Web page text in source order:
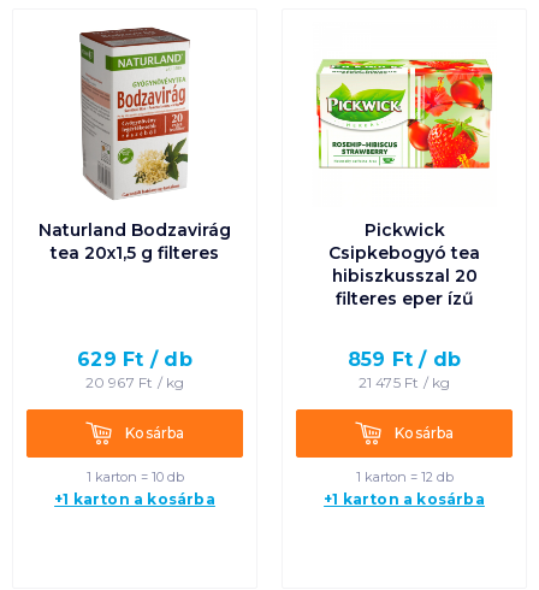
Naturland Bodzavirág
tea 20x1,5 g filteres
629 Ft / db
20 967 Ft / kg
KosárbaKosárba
1 karton = 10 db
+1 karton a kosárba
Pickwick
Csipkebogyó tea
hibiszkusszal 20
filteres eper ízű
859 Ft / db
21 475Ft / kg
KosárbaKosárba
1 karton = 12 db
+1 karton a kosárba